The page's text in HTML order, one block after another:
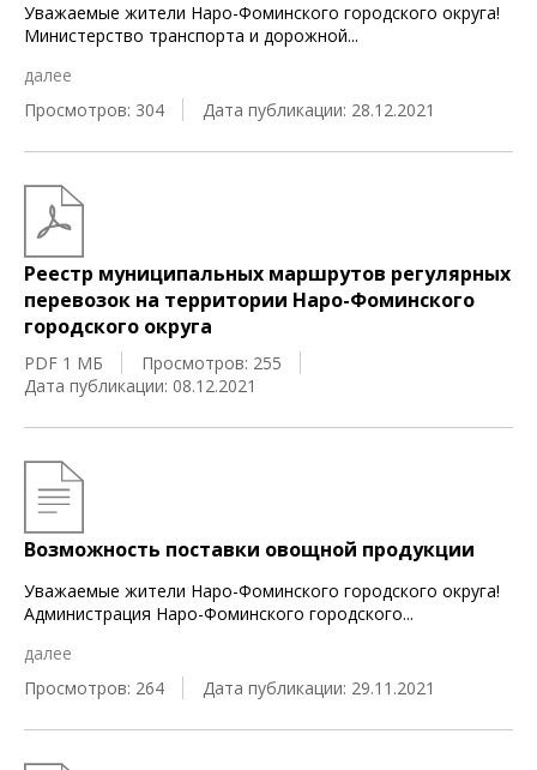
Уважаемые жители Наро-Фоминского городского округа!
Министерство транспорта и дорожной...
далее
Просмотров: 304
Дата публикации: 28.12.2021
Реестр муниципальных маршрутов регулярных
перевозок на территории Наро-Фоминского
городского округа
PDF 1 МБ
Просмотров: 255
Дата публикации: 08.12.2021
Возможность поставки овощной продукции
Уважаемые жители Наро-Фоминского городского округа!
Администрация Наро-Фоминского городского...
далее
Просмотров: 264
Дата публикации: 29.11.2021